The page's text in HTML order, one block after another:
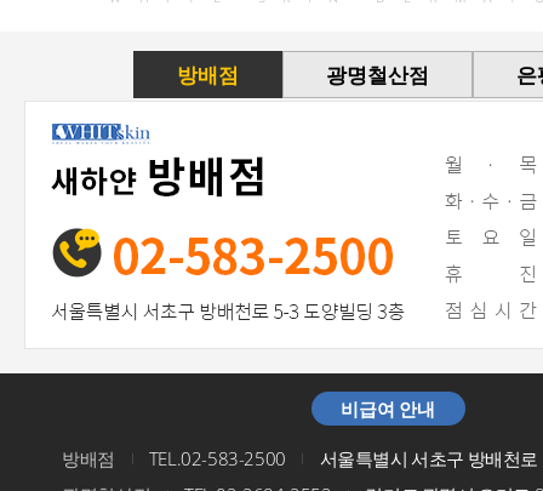
방배점 광명철산점 은
서울특별시 서초구 방배천
TEL.02-2684-2552 I 경기도 광명시 오리로
은평점
I TEL.02-363-5600 I 서울특별시 은평구 은평로